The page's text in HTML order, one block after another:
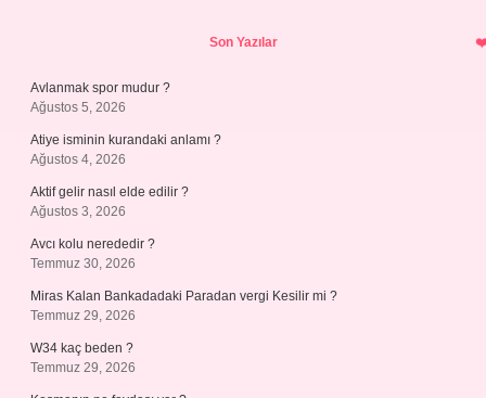
Son Yazılar
Avlanmak spor mudur ?
Ağustos 5, 2026
Atiye isminin kurandaki anlamı ?
Ağustos 4, 2026
Aktif gelir nasıl elde edilir ?
Ağustos 3, 2026
Avcı kolu nerededir ?
Temmuz 30, 2026
Miras Kalan Bankadadaki Paradan vergi Kesilir mi ?
Temmuz 29, 2026
W34 kaç beden ?
Temmuz 29, 2026